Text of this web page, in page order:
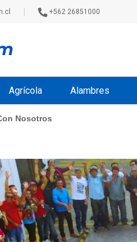
+562 26851000
Agrícola Alambres
Nosotros